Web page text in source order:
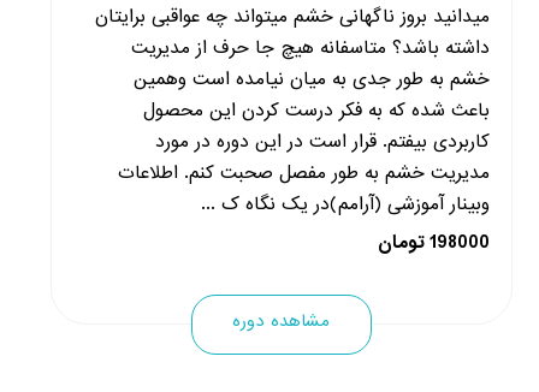
میدانید بروز ناگهانی خشم میتواند چه عواقبی برایتان
داشته باشد؟ متاسفانه هیچ جا حرف از مدیریت
خشم به طور جدی به میان نیامده است وهمین
باعث شده که به فکر درست کردن این محصول
کاربردی بیفتم. قرار است در این دوره در مورد
مدیریت خشم به طور مفصل صحبت کنم. اطلاعات
وبینار آموزشی (آرامم)در یک نگاه ک ...
198000 تومان
مشاهده دوره